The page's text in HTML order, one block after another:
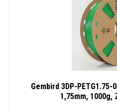
Gembird 3DP-PETG1.75-
1,75mm, 1000g,